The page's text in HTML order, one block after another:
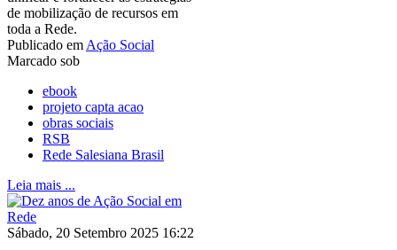
de mobilização de recursos em
toda a Rede.
Publicado em Ação Social
Marcado sob
ebook
projeto capta acao
obras sociais
RSB
Rede Salesiana Brasil
Leia mais ...
Sábado, 20 Setembro 2025 16:22